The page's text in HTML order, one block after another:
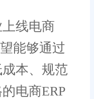
线电商
能够通过
本、规范
电商ERP